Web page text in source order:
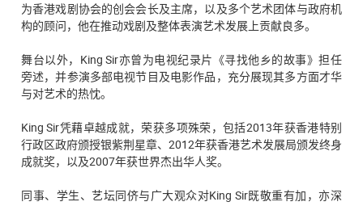
为香港戏剧协会的创会会长及主席，以及多个艺术团体与政府机
构的顾问，他在推动戏剧及整体表演艺术发展上贡献良多。
舞台以外，King Sir亦曾为电视纪录片《寻找他乡的故事》担任
旁述，并参演多部电视节目及电影作品，充分展现其多方面才华
与对艺术的热忱。
King Sir凭藉卓越成就，荣获多项殊荣，包括2013年获香港特别
行政区政府颁授银紫荆星章、2012年获香港艺术发展局颁发终身
成就奖，以及2007年获世界杰出华人奖。
同事、学生、艺坛同侪与广大观众对King Sir既敬重有加，亦深